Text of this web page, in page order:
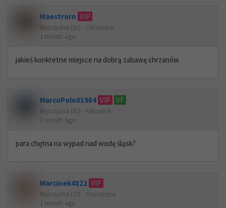
Maestrorn VIP
Mężczyzna (51) · Chrzanów
1 month ago
jakieś konkretne miejsce na dobrą zabawę chrzanów
MarcoPolo01984 VIP VF
Mężczyzna (42) · Katowice
1 month ago
para chętna na wypad nad wodę śląsk?
Marcinek4822 VIP
Mężczyzna (27) · Choszczno
1 month ago